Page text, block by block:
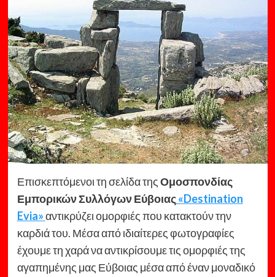
Επισκεπτόμενοι τη σελίδα τηςΟμοσπονδίας
Εμπορικών Συλλόγων Εύβοιας«Destination
Evia»αντικρύζει ομορφιές που κατακτούν την
καρδιά του. Μέσα από ιδιαίτερες φωτογραφίες
έχουμε τη χαρά να αντικρίσουμε τις ομορφιές της
αγαπημένης μας Εύβοιας μέσα από έναν μοναδικό